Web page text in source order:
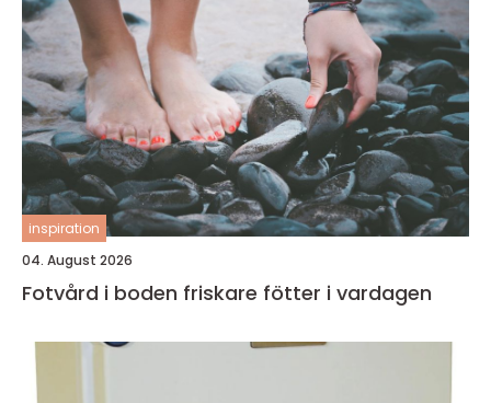
inspiration
04. August 2026
Fotvård i boden friskare fötter i vardagen